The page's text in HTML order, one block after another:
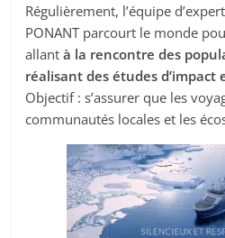
Régulièrement, l’équipe
PONANT parcourt le monde
allantà la rencontre des
réalisant des études
Objectif : s’assurer que les
communautés locales et les